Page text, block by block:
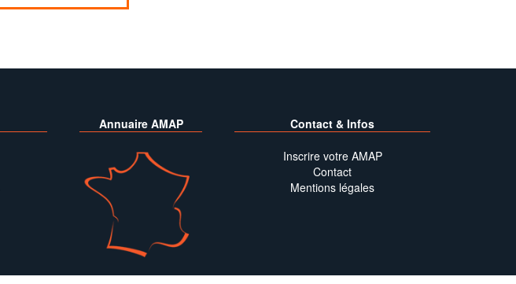
Annuaire AMAP Contact & Infos
Inscrire votre AMAP
Contact
Mentions légales